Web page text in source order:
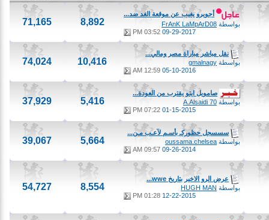
أجويرو يغيب عن موقعة الغد ضد...
بواسطةFrAnK LaMpArD08
09-29-2017
03:52 PM
8,892
71,165
نقل مباشر مباراة مصر ومالي...
بواسطةgmalnagy
05-10-2016
12:59 AM
10,416
74,024
صامويل ايتو يقترب من العودة...
بواسطةA.Alsaidi 70
01-15-2015
07:22 PM
5,416
37,929
سسسجل حظوركـ بأسـم لآعـب مـن...
بواسطةoussama.chelsea
09-26-2014
09:57 AM
5,664
39,067
عرض الرو الاخير بتاريخ wwe...
بواسطةHUGH MAN
12-22-2015
01:28 PM
8,554
54,727